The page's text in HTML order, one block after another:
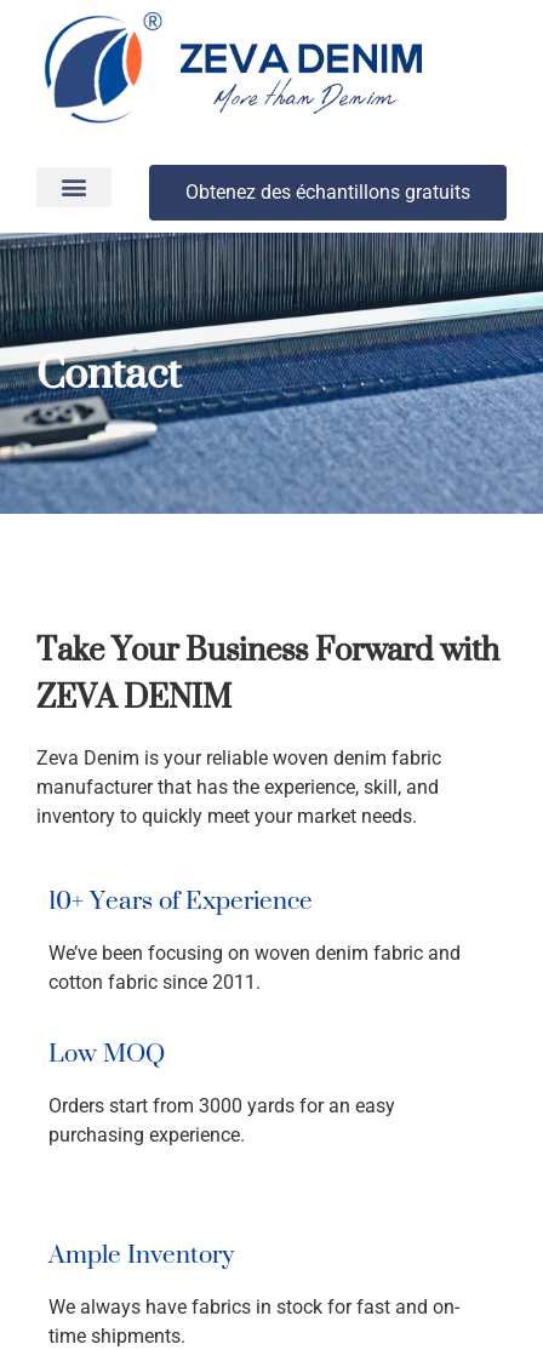
Obtenez des échantillons gratuits
Contact
Take Your Business Forward with
ZEVA DENIM
Zeva Denim is your reliable woven denim fabric
manufacturer that has the experience, skill, and
inventory to quickly meet your market needs.
10+ Years of Experience
We’ve been focusing on woven denim fabric and
cotton fabric since 2011.
Low MOQ
Orders start from 3000 yards for an easy
purchasing experience.
Ample Inventory
We always have fabrics in stock for fast and on-
time shipments.